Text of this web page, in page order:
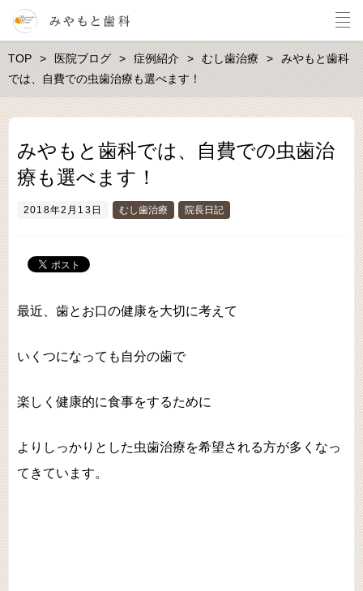
TOP 医院ブログ 症例紹介 むし歯治療
みやもと歯科
では、自費での虫歯治療も選べます！
みやもと歯科では、自費での虫歯治
療も選べます！
2018年2月13日 むし歯治療 院長日記
最近、歯とお口の健康を大切に考えて
いくつになっても自分の歯で
楽しく健康的に食事をするために
よりしっかりとした虫歯治療を希望される方が多くなっ
てきています。